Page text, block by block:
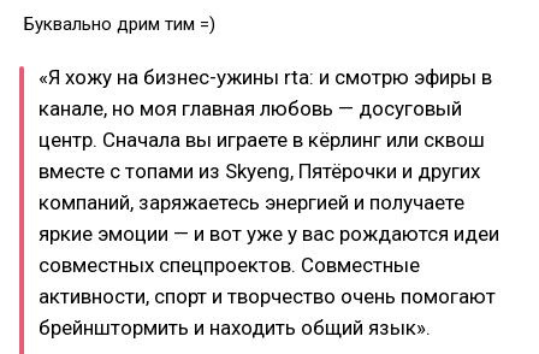
Буквально дрим тим =)
«Я хожу на бизнес-ужины rta: и смотрю эфиры в
канале, но моя главная любовь — досуговый
центр. Сначала вы играете в кёрлинг или сквош
вместе с топами из Skyeng, Пятёрочки и других
компаний, заряжаетесь энергией и получаете
яркие эмоции — и вот уже у вас рождаются идеи
совместных спецпроектов. Совместные
активности, спорт и творчество очень помогают
брейнштормить и находить общий язык».